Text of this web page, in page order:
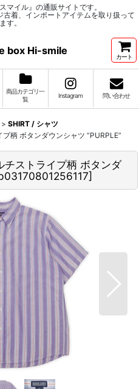
マイル』の通販サイトです。
着、インポートアイテムを取り扱って
す。
box Hi-smile
カート
商品カテゴリ一
覧
Instagram 問い合わせ
> SHIRT / シャツ
柄 ボタンダウンシャツ “PURPLE”
チストライプ柄 ボタンダ
]